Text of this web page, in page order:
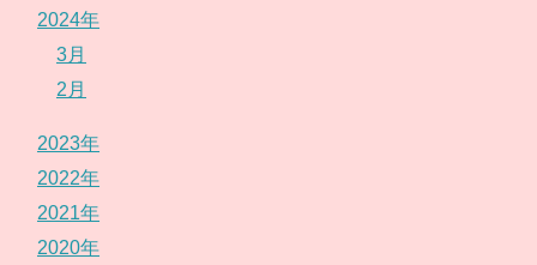
2024年
3月
2月
2023年
2022年
2021年
2020年